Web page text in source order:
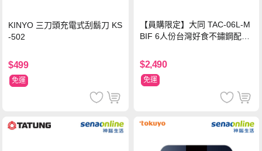
KINYO 三刀頭充電式刮鬍刀 KS
-502
$499
免運
【員購限定】大同 TAC-06L-M
BIF 6人份台灣好食不鏽鋼配件
$2,490
免運